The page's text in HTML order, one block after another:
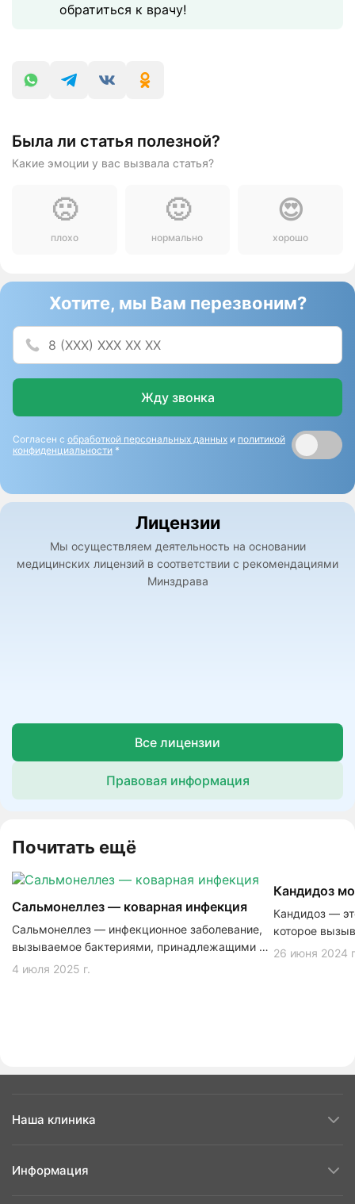
обратиться к врачу!
Была ли статья полезной?
Какие эмоции у вас вызвала статья?
🙁
плохо
🙂
нормально
😍
хорошо
Хотите, мы Вам перезвоним?
Жду звонка
Согласен с обработкой персональных данных и политикой
конфиденциальности *
Лицензии
Мы осуществляем деятельность на основании
медицинских лицензий в соответствии с рекомендациями
Минздрава
Все лицензии
Правовая информация
Почитать ещё
Сальмонеллез — коварная инфекция
Сальмонеллез — инфекционное заболевание,
вызываемое бактериями, принадлежащими к
роду Salmonella.
4 июля 2025 г.
Кандидоз
Кандидоз —
которое
26 июня 2024
Наша клиника
Информация